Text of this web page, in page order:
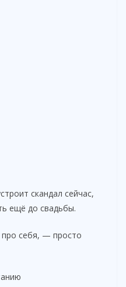
скандал сейчас,
ещё до свадьбы.
себя, — просто